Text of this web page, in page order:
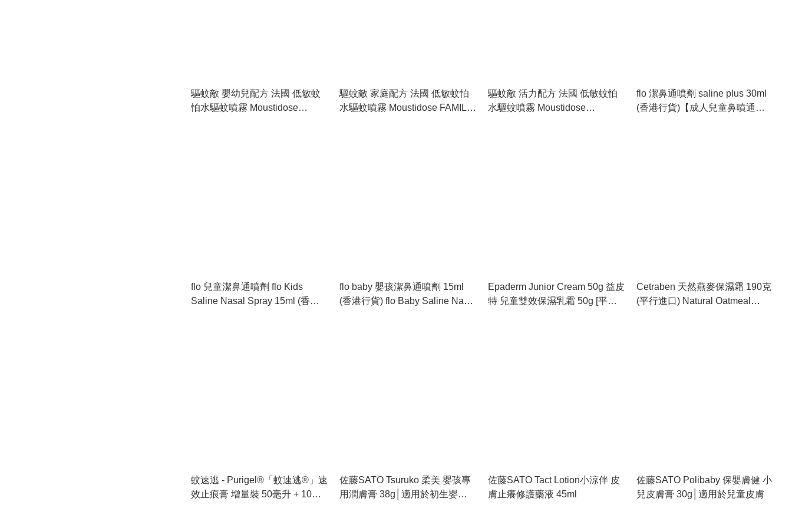
驅蚊敵 嬰幼兒配方 法國 低敏蚊
怕水驅蚊噴霧 Moustidose
驅蚊敵 家庭配方 法國 低敏蚊怕
水驅蚊噴霧 Moustidose FAMILY
驅蚊敵 活力配方 法國 低敏蚊怕
水驅蚊噴霧 Moustidose
flo 潔鼻通噴劑 saline plus 30ml
(香港行貨)【成人兒童鼻噴通鼻
flo 兒童潔鼻通噴劑 flo Kids
Saline Nasal Spray 15ml (香港
flo baby 嬰孩潔鼻通噴劑 15ml
(香港行貨) flo Baby Saline Nasal
Epaderm Junior Cream 50g 益皮
特 兒童雙效保濕乳霜 50g [平行
Cetraben 天然燕麥保濕霜 190克
(平行進口) Natural Oatmeal
蚊速逃 - Purigel®「蚊速逃®」速
效止痕膏 增量裝 50毫升 + 10毫
佐藤SATO Tsuruko 柔美 嬰孩專
用潤膚膏 38g│適用於初生嬰兒
佐藤SATO Tact Lotion小涼伴 皮
膚止癢修護藥液 45ml
佐藤SATO Polibaby 保嬰膚健 小
兒皮膚膏 30g│適用於兒童皮膚